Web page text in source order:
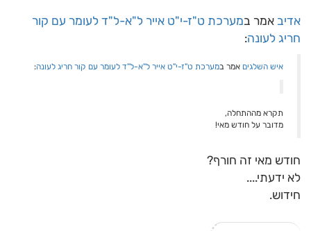
אדיב אמר במערכת ט"ז-י"ט אייר ל"א-ל"ד לעומר עם קור
חריג לעונה:
איש השלגים אמר במערכת ט"ז-י"ט אייר ל"א-ל"ד לעומר עם קור חריג לעונה:
תקרא מההתחלה,
מדובר על חודש מאי!
חודש מאי זה חורף?
לא ידעתי....
חידוש.